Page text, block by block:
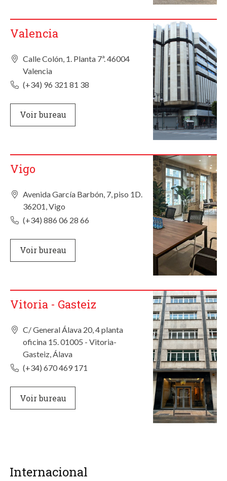
Valencia
Calle Colón, 1. Planta 7ª. 46004
Valencia
(+34) 96 321 81 38
Voir bureau
Vigo
Avenida García Barbón, 7, piso 1D.
36201, Vigo
(+34) 886 06 28 66
Voir bureau
Vitoria - Gasteiz
C/ General Álava 20, 4 planta
oficina 15. 01005 - Vitoria-
Gasteiz, Álava
(+34) 670 469 171
Voir bureau
Internacional